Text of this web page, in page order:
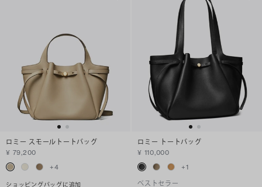
ロミー スモールトートバッグ
¥ 79,200
+4
ショッピングバッグに追加
ロミー トートバッグ
¥ 110,000
+1
ベストセラー